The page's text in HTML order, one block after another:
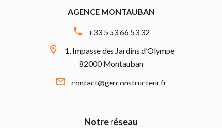
AGENCE MONTAUBAN
+33 5 53 66 53 32
1, Impasse des Jardins d’Olympe
82000 Montauban
contact@gerconstructeur.fr
Notre réseau